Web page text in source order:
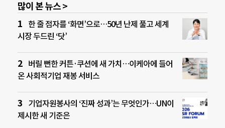
많이 본 뉴스 >
한 줄 점자를 ‘화면’으로…50년 난제 풀고 세계
시장 두드린 ‘닷’
버릴 뻔한 커튼·쿠션에 새 가치…이케아에 들어
온 사회적기업 재봉 서비스
기업자원봉사의 ‘진짜 성과’는 무엇인가…UN이
제시한 새 기준은